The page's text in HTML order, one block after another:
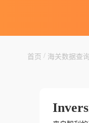
首页 / 海关数据查询